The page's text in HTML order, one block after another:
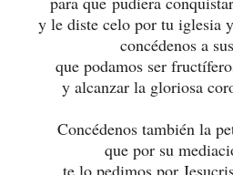
y le diste celo por tu iglesia
concédenos a
que podamos ser
y alcanzar la gloriosa
Concédenos también la
que por su
te lo pedimos por